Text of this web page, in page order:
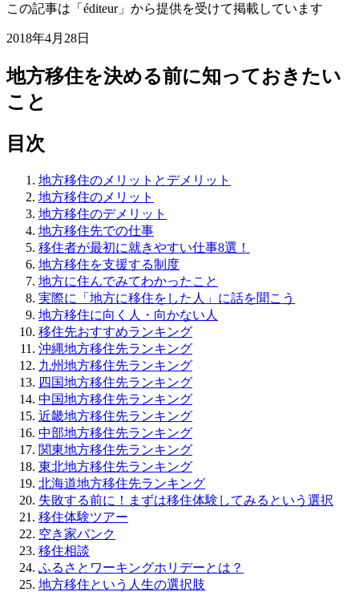
この記事は「éditeur」から提供を受けて掲載しています
2018年4月28日
地方移住を決める前に知っておきたい
こと
目次
地方移住のメリットとデメリット
地方移住のメリット
地方移住のデメリット
地方移住先での仕事
移住者が最初に就きやすい仕事8選！
地方移住を支援する制度
地方に住んでみてわかったこと
実際に「地方に移住をした人」に話を聞こう
地方移住に向く人・向かない人
移住先おすすめランキング
沖縄地方移住先ランキング
九州地方移住先ランキング
四国地方移住先ランキング
中国地方移住先ランキング
近畿地方移住先ランキング
中部地方移住先ランキング
関東地方移住先ランキング
東北地方移住先ランキング
北海道地方移住先ランキング
失敗する前に！まずは移住体験してみるという選択
移住体験ツアー
空き家バンク
移住相談
ふるさとワーキングホリデーとは？
地方移住という人生の選択肢